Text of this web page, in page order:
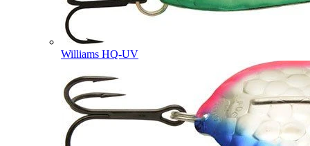
Williams HQ-UV